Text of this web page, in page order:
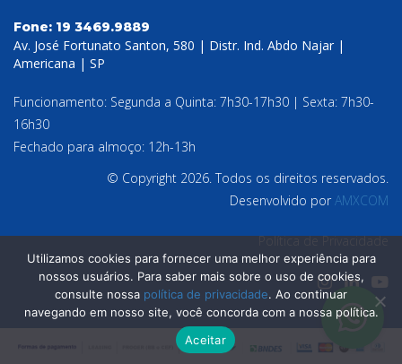
Fone: 19 3469.9889
Av. José Fortunato Santon, 580 | Distr. Ind. Abdo Najar |
Americana | SP
Funcionamento: Segunda a Quinta: 7h30-17h30 | Sexta: 7h30-
16h30
Fechado para almoço: 12h-13h
© Copyright 2026. Todos os direitos reservados.
Desenvolvido porAMXCOM
Política de Privacidade
Utilizamos cookies para fornecer uma melhor experiência para
nossos usuários. Para saber mais sobre o uso de cookies,
consulte nossa política de privacidade. Ao continuar
navegando em nosso site, você concorda com a nossa política.
Aceitar